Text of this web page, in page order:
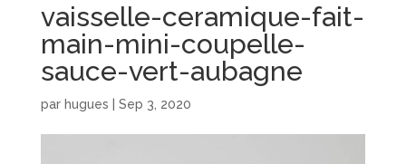
vaisselle-ceramique-fait-
main-mini-coupelle-
sauce-vert-aubagne
par hugues Sep 3, 2020